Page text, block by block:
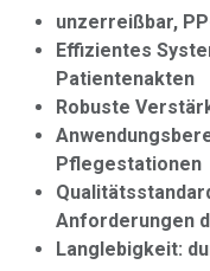
unzerreißbar,
Effizientes
Patientenakten
Robuste
Pflegestationen
Anforderungen
Langlebigkeit: